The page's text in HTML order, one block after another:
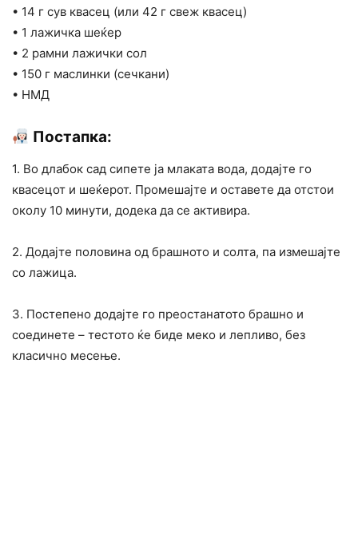
• 14 г сув квасец (или 42 г свеж квасец)
• 1 лажичка шеќер
• 2 рамни лажички сол
• 150 г маслинки (сечкани)
• НМД
Постапка:
1. Во длабок сад сипете ја млаката вода, додајте го
квасецот и шеќерот. Промешајте и оставете да отстои
околу 10 минути, додека да се активира.
2. Додајте половина од брашното и солта, па измешајте
со лажица.
3. Постепено додајте го преостанатото брашно и
соединете – тестото ќе биде меко и лепливо, без
класично месење.